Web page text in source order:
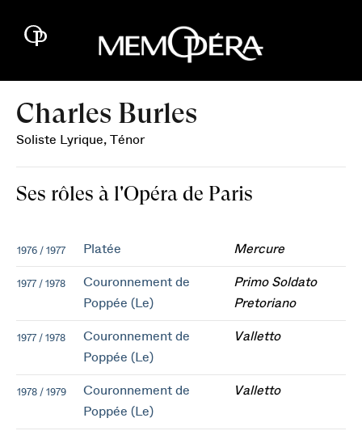
Charles Burles
Soliste Lyrique, Ténor
Ses rôles à l'Opéra de Paris
1976 / 1977 Platée Mercure
1977 / 1978
Couronnement de
Poppée (Le)
Primo Soldato
Pretoriano
1977 / 1978
Couronnement de
Poppée (Le)
Valletto
1978 / 1979
Couronnement de
Poppée (Le)
Valletto